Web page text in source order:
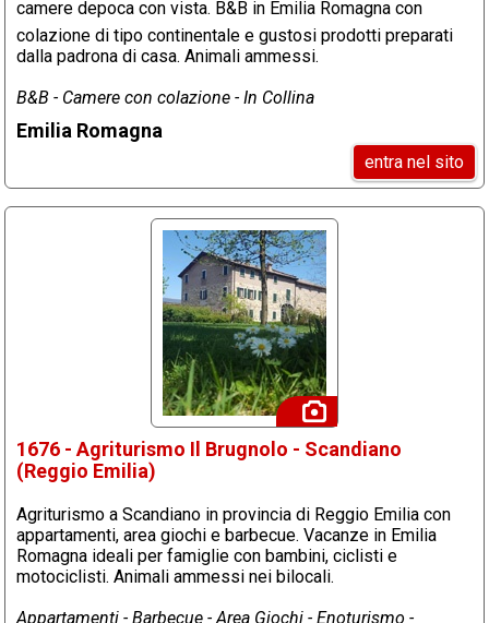
camere depoca con vista. B&B in Emilia Romagna con
colazione di tipo continentale e gustosi prodotti preparati
dalla padrona di casa. Animali ammessi.
B&B - Camere con colazione - In Collina
Emilia Romagna
entra nel sito
1676 - Agriturismo Il Brugnolo - Scandiano
(Reggio Emilia)
Agriturismo a Scandiano in provincia di Reggio Emilia con
appartamenti, area giochi e barbecue. Vacanze in Emilia
Romagna ideali per famiglie con bambini, ciclisti e
motociclisti. Animali ammessi nei bilocali.
Appartamenti - Barbecue - Area Giochi - Enoturismo -